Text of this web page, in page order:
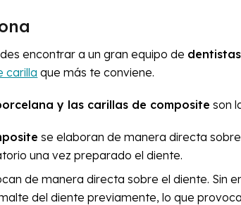
encontrar a un gran equipo de
carilla que más te conviene.
y las carillas de composite son
se elaboran de manera directa
una vez preparado el diente.
de manera directa sobre el diente. Sin
del diente previamente, lo que